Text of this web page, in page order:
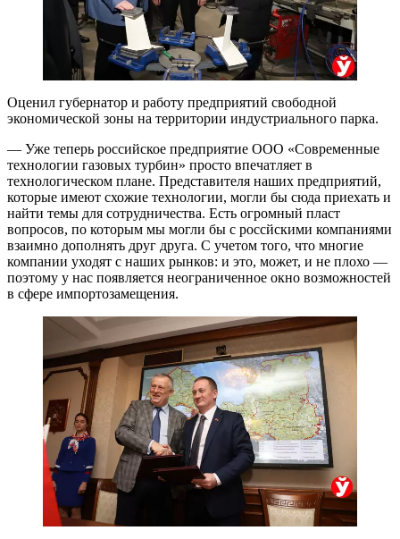
Оценил губернатор и работу предприятий свободной
экономической зоны на территории индустриального парка.
— Уже теперь российское предприятие ООО «Современные
технологии газовых турбин» просто впечатляет в
технологическом плане. Представителя наших предприятий,
которые имеют схожие технологии, могли бы сюда приехать и
найти темы для сотрудничества. Есть огромный пласт
вопросов, по которым мы могли бы с россйскими компаниями
взаимно дополнять друг друга. С учетом того, что многие
компании уходят с наших рынков: и это, может, и не плохо —
поэтому у нас появляется неограниченное окно возможностей
в сфере импортозамещения.